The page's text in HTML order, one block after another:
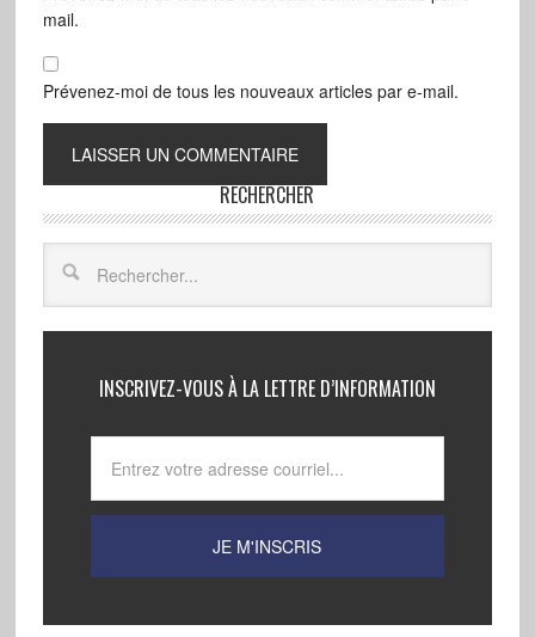
mail.
Prévenez-moi de tous les nouveaux articles par e-mail.
RECHERCHER
INSCRIVEZ-VOUS À LA LETTRE D’INFORMATION